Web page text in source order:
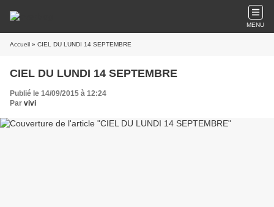
MENU
Accueil » CIEL DU LUNDI 14 SEPTEMBRE
CIEL DU LUNDI 14 SEPTEMBRE
Publié le 14/09/2015 à 12:24
Par vivi